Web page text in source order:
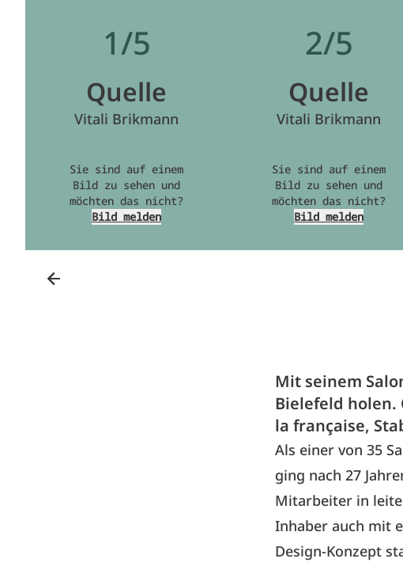
1/5
Quelle
Vitali Brikmann
Sie sind auf einem
Bild zu sehen und
möchten das nicht?
Bild melden
2/5
Quelle
Vitali Brikmann
Sie sind auf einem
Bild zu sehen und
möchten das nicht?
Bild melden
Mit seinem
Bielefeld holen.
la française,
Als einer von 35
ging nach 27
Mitarbeiter in
Inhaber auch mit
Design-Konzept